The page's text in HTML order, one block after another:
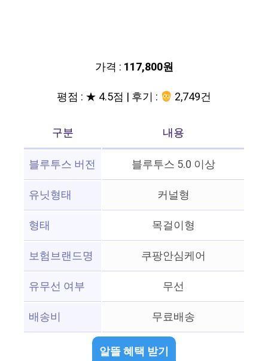
가격 : 117,800원
평점 : ★ 4.5점 | 후기 :
2,749건
구분
내용
블루투스 버전
블루투스 5.0 이상
유닛형태
커널형
형태
목걸이형
보험브랜드명
쿠팡안심케어
유무선 여부
무선
배송비
무료배송
알뜰 혜택 받기